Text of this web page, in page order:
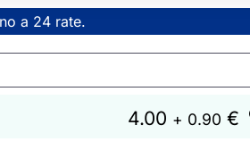
a 24 rate.
4.00 + 0.90 €